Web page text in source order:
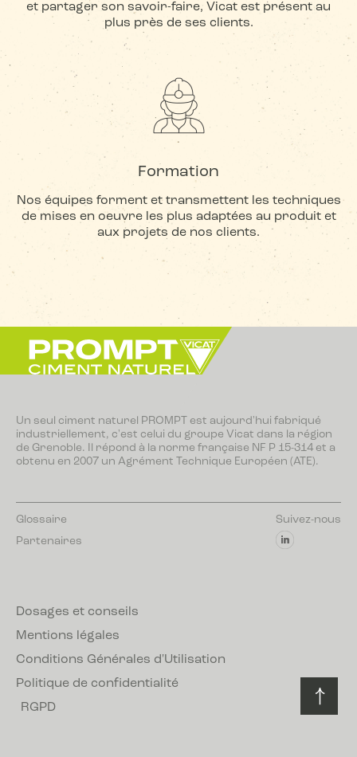
et partager son savoir-faire, Vicat est présent au
plus près de ses clients.
Formation
Nos équipes forment et transmettent les techniques
de mises en oeuvre les plus adaptées au produit et
aux projets de nos clients.
Un seul ciment naturel PROMPT est aujourd'hui fabriqué
industriellement, c'est celui du groupe Vicat dans la région
de Grenoble. Il répond à la norme française NF P 15-314 et a
obtenu en 2007 un Agrément Technique Européen (ATE).
Glossaire
Partenaires
Suivez-nous
Dosages et conseils
Mentions légales
Conditions Générales d'Utilisation
Politique de confidentialité
RGPD